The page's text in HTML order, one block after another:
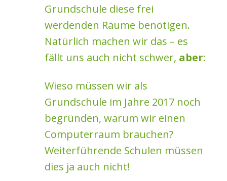
Grundschule diese frei
werdenden Räume benötigen.
Natürlich machen wir das – es
fällt uns auch nicht schwer, aber:
Wieso müssen wir als
Grundschule im Jahre 2017 noch
begründen, warum wir einen
Computerraum brauchen?
Weiterführende Schulen müssen
dies ja auch nicht!